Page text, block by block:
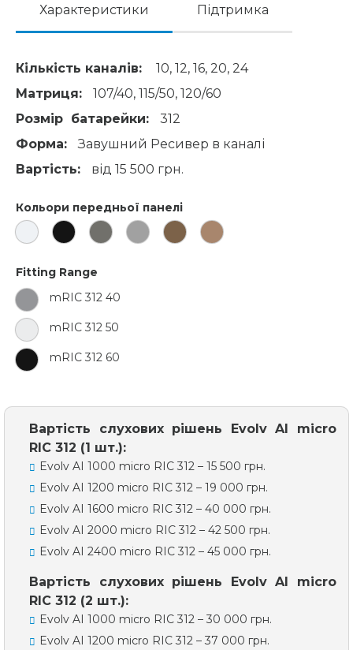
Характеристики Підтримка
Кількість каналів:
10, 12, 16, 20, 24
Матриця:
107/40, 115/50, 120/60
Розмір батарейки:
312
Форма:
Завушний Ресивер в каналі
Вартість:
від 15 500 грн.
Кольори передньої панелі
Fitting Range
mRIC 312 40
mRIC 312 50
mRIC 312 60
Вартість слухових рішень Evolv AI micro
RIC 312 (1 шт.):
Evolv AI 1000 micro RIC 312 – 15 500 грн.
Evolv AI 1200 micro RIC 312 – 19 000 грн.
Evolv AI 1600 micro RIC 312 – 40 000 грн.
Evolv AI 2000 micro RIC 312 – 42 500 грн.
Evolv AI 2400 micro RIC 312 – 45 000 грн.
Вартість слухових рішень Evolv AI micro
RIC 312 (2 шт.):
Evolv AI 1000 micro RIC 312 – 30 000 грн.
Evolv AI 1200 micro RIC 312 – 37 000 грн.